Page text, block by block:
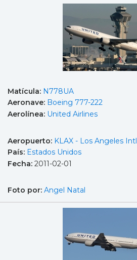
Matícula: N778UA
Aeronave: Boeing 777-222
Aerolínea: United Airlines
Aeropuerto: KLAX - Los Angeles Intl
País: Estados Unidos
Fecha: 2011-02-01
Foto por: Angel Natal